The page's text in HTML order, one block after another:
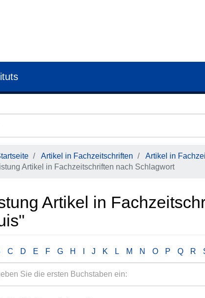
Artikel in Fachzeitschriften
Artikel in
Artikel in Fachzeitschriften nach Schlagwort
Artikel in
C D E F G H J K L M N O P Q R